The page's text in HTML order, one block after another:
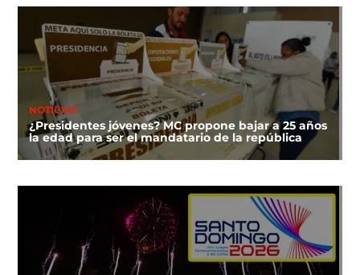
NOTICIAS
¿Presidentes jóvenes? MC propone bajar a 25 años
la edad para ser el mandatario de la república